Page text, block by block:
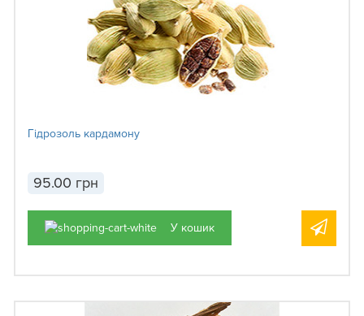
Гідрозоль кардамону
95.00 грн
У кошик